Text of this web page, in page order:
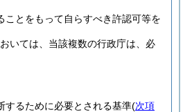
とをもって自らすべき許認可等を
いては、当該複数の行政庁は、必
するために必要とされる基準(次項